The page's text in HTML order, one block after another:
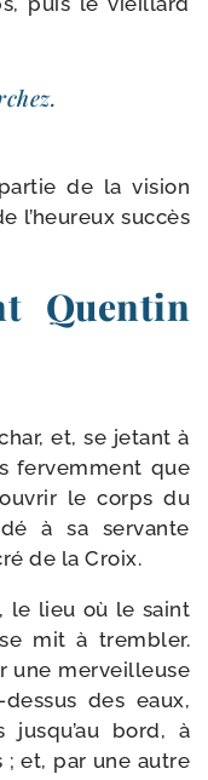
de la vision
l’heureux suc­cès
Quentin
et, se jetant à
fer­vem­ment que
le corps du
à sa ser­vante
de la Croix.
le lieu où le saint
mit à trem­bler.
une mer­veilleuse
des eaux,
jusqu’au bord, à
et, par une autre